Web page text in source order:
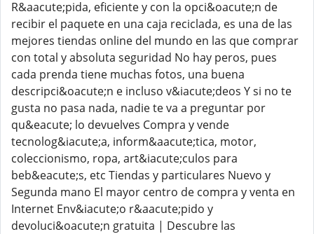
R&aacute;pida, eficiente y con la opci&oacute;n de
recibir el paquete en una caja reciclada, es una de las
mejores tiendas online del mundo en las que comprar
con total y absoluta seguridad No hay peros, pues
cada prenda tiene muchas fotos, una buena
descripci&oacute;n e incluso v&iacute;deos Y si no te
gusta no pasa nada, nadie te va a preguntar por
qu&eacute; lo devuelves Compra y vende
tecnolog&iacute;a, inform&aacute;tica, motor,
coleccionismo, ropa, art&iacute;culos para
beb&eacute;s, etc Tiendas y particulares Nuevo y
Segunda mano El mayor centro de compra y venta en
Internet Env&iacute;o r&aacute;pido y
devoluci&oacute;n gratuita | Descubre las